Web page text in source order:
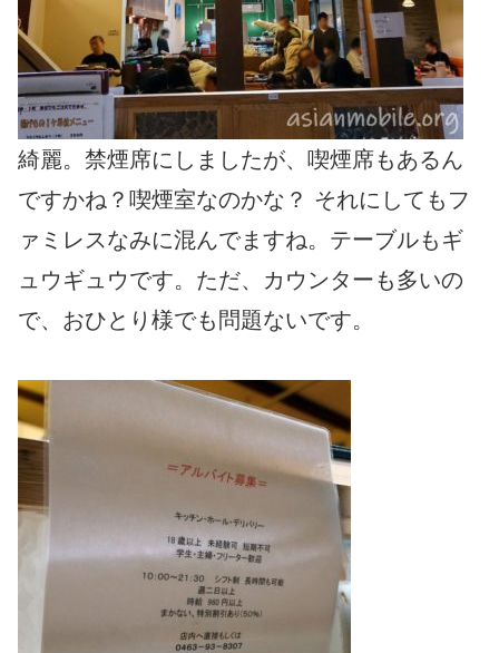
綺麗。禁煙席にしましたが、喫煙席もあるん
ですかね？喫煙室なのかな？ それにしてもフ
ァミレスなみに混んでますね。テーブルもギ
ュウギュウです。ただ、カウンターも多いの
で、おひとり様でも問題ないです。